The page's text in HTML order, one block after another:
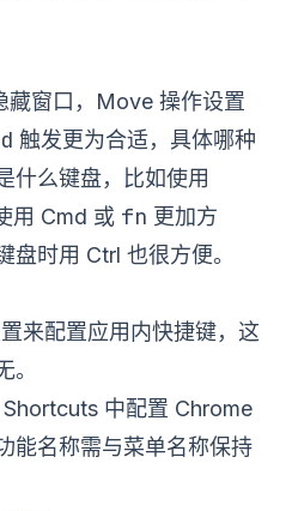
窗口，Move 操作设置
触发更为合适，具体哪种
什么键盘，比如使用
用 Cmd 或 fn 更加方
盘时用 Ctrl 也很方便。
来配置应用内快捷键，这
中配置 Chrome
能名称需与菜单名称保持